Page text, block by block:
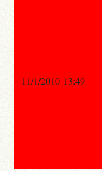
11/1/2010 13:49